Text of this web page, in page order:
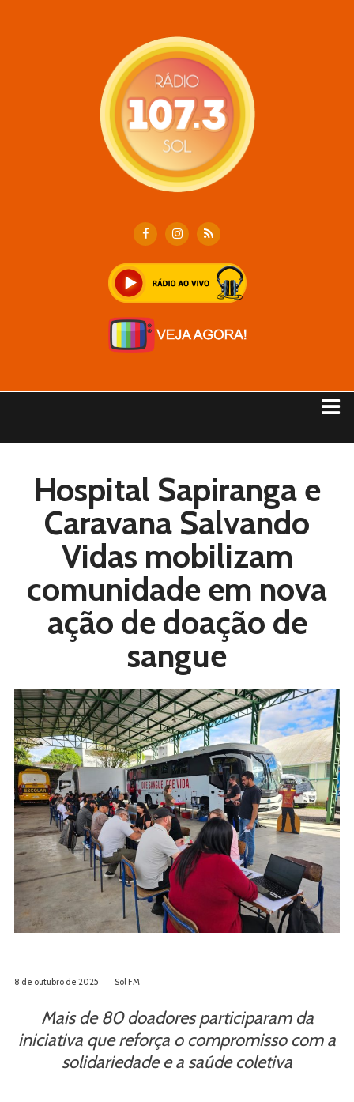
Hospital Sapiranga e
Caravana Salvando
Vidas mobilizam
comunidade em nova
ação de doação de
sangue
8 de outubro de 2025 Sol FM
Mais de 80 doadores participaram da
iniciativa que reforça o compromisso com a
solidariedade e a saúde coletiva